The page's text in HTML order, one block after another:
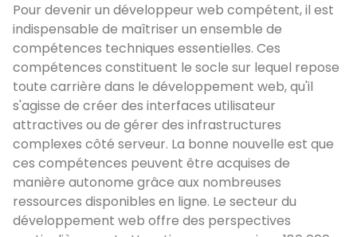
Pour devenir un développeur web compétent, il est
indispensable de maîtriser un ensemble de
compétences techniques essentielles. Ces
compétences constituent le socle sur lequel repose
toute carrière dans le développement web, qu'il
s'agisse de créer des interfaces utilisateur
attractives ou de gérer des infrastructures
complexes côté serveur. La bonne nouvelle est que
ces compétences peuvent être acquises de
manière autonome grâce aux nombreuses
ressources disponibles en ligne. Le secteur du
développement web offre des perspectives